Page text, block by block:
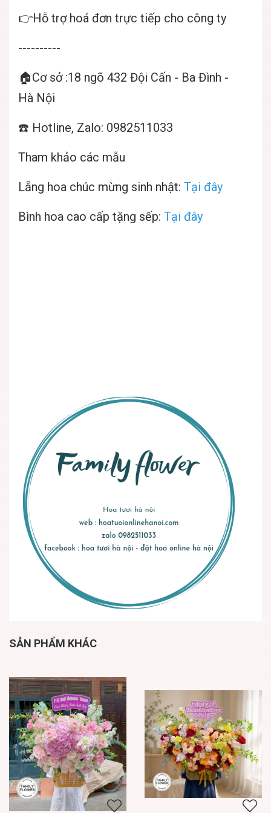
👉Hỗ trợ hoá đơn trực tiếp cho công ty
----------
🏠Cơ sở :18 ngõ 432 Đội Cấn - Ba Đình -
Hà Nội
☎️ Hotline, Zalo: 0982511033
Tham khảo các mẫu
Lẵng hoa chúc mừng sinh nhật: Tại đây
Bình hoa cao cấp tặng sếp: Tại đây
SẢN PHẨM KHÁC